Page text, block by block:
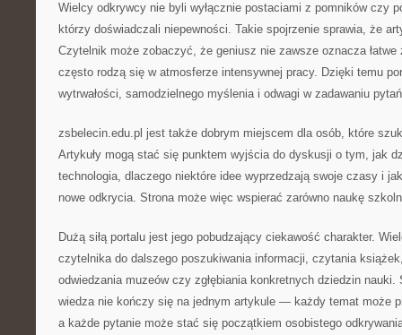
Wielcy odkrywcy nie byli wyłącznie postaciami z pomników czy
którzy doświadczali niepewności. Takie spojrzenie sprawia, że
Czytelnik może zobaczyć, że geniusz nie zawsze oznacza łatwe
często rodzą się w atmosferze intensywnej pracy. Dzięki temu
wytrwałości, samodzielnego myślenia i odwagi w zadawaniu
zsbelecin.edu.pl jest także dobrym miejscem dla osób, które
Artykuły mogą stać się punktem wyjścia do dyskusji o tym, jak
technologia, dlaczego niektóre idee wyprzedzają swoje czasy i
nowe odkrycia. Strona może więc wspierać zarówno naukę
Dużą siłą portalu jest jego pobudzający ciekawość charakter.
czytelnika do dalszego poszukiwania informacji, czytania
odwiedzania muzeów czy zgłębiania konkretnych dziedzin nauki.
wiedza nie kończy się na jednym artykule — każdy temat może
a każde pytanie może stać się początkiem osobistego